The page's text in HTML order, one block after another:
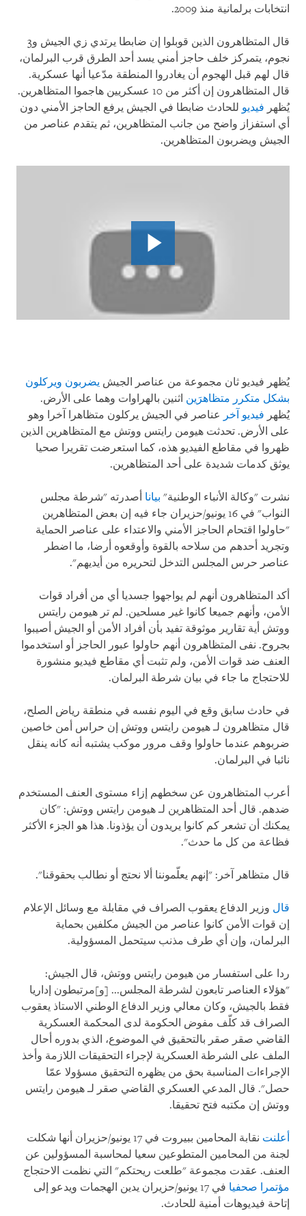
انتخابات برلمانية منذ 2009
.
قال المتظاهرون الذين قوبلوا إن ضابطا يرتدي زي الجيش و3
نجوم، يتمركز خلف حاجز أمني يسد أحد الطرق قرب البرلمان،
قال لهم قبل الهجوم أن يغادروا المنطقة مدّعيا أنها عسكرية.
قال المتظاهرون إن أكثر من 10 عسكريين هاجموا المتظاهرين.
يُظهر فيديو للحادث ضابطا في الجيش يرفع الحاجز الأمني ​​دون
أي استفزاز واضح من جانب المتظاهرين، ثم يتقدم عناصر من
الجيش ويضربون المتظاهرين.
يُظهر فيديو ثان مجموعة من عناصر الجيش يضربون ويركلون
بشكل متكرر متظاهرَين اثنين بالهراوات وهما على الأرض.
يُظهر فيديو آخر عناصر في الجيش يركلون متظاهرا آخرا وهو
على الأرض. تحدثت هيومن رايتس ووتش مع المتظاهرين الذين
ظهروا في مقاطع الفيديو هذه، كما استعرضت تقريرا صحيا
يوثق كدمات شديدة على أحد المتظاهرين.
نشرت "وكالة الأنباء الوطنية" بيانا أصدرته "شرطة مجلس
النواب" في 16 يونيو/حزيران جاء فيه إن بعض المتظاهرين
"حاولوا اقتحام الحاجز الأمني والاعتداء على عناصر الحماية
وتجريد أحدهم من سلاحه بالقوة وأوقعوه أرضا، ما اضطر
عناصر حرس المجلس التدخل لتحريره من أيديهم".
أكد المتظاهرون أنهم لم يواجهوا جسديا أي من أفراد قوات
الأمن، وأنهم جميعا كانوا غير مسلحين. لم تر هيومن رايتس
ووتش أية تقارير موثوقة تفيد بأن أفراد الأمن أو الجيش أصيبوا
بجروح. نفى المتظاهرون أنهم حاولوا عبور الحاجز أو استخدموا
العنف ضد قوات الأمن، ولم تثبت أي مقاطع فيديو منشورة
للاحتجاج ما جاء في بيان شرطة البرلمان.
في حادث سابق وقع في اليوم نفسه في منطقة رياض الصلح،
قال متظاهرون لـ هيومن رايتس ووتش إن حراس أمن خاصين
ضربوهم عندما حاولوا وقف مرور موكب يشتبه أنه كانه ينقل
نائبا في البرلمان.
أعرب المتظاهرون عن سخطهم إزاء مستوى العنف المستخدم
ضدهم. قال أحد المتظاهرين لـ هيومن رايتس ووتش: "كان
يمكنك أن تشعر كم كانوا يريدون أن يؤذونا. هذا هو الجزء الأكثر
فظاعة من كل ما حدث".
قال متظاهر آخر: "إنهم يعلّموننا ألا نحتج أو نطالب بحقوقنا".
قال وزير الدفاع يعقوب الصراف في مقابلة مع وسائل الإعلام
إن قوات الأمن كانوا عناصر من الجيش مكلفين بحماية
البرلمان، وإن أي طرف مذنب سيتحمل المسؤولية.
ردا على استفسار من هيومن رايتس ووتش، قال الجيش:
"هؤلاء العناصر تابعون لشرطة المجلس... [و]مرتبطون إداريا
فقط بالجيش، وكان معالي وزير الدفاع الوطني الاستاذ يعقوب
الصراف قد كلّف مفوض الحكومة لدى المحكمة العسكرية
القاضي صقر صقر بالتحقيق في الموضوع، الذي بدوره أحال
الملف على الشرطة العسكرية لإجراء التحقيقات اللازمة وأخذ
الإجراءات المناسبة بحق من يظهره التحقيق مسؤولا عمّا
حصل". قال المدعي العسكري القاضي صقر لـ هيومن رايتس
ووتش إن مكتبه فتح تحقيقا.
أعلنت
نقابة المحامين ببيروت في 17 يونيو/حزيران أنها شكلت
لجنة من المحامين المتطوعين سعيا لمحاسبة المسؤولين عن
العنف. عقدت مجموعة "طلعت ريحتكم" التي نظمت الاحتجاج
مؤتمرا صحفيا
في 17 يونيو/حزيران يدين الهجمات ويدعو إلى
إتاحة فيديوهات أمنية للحادث.